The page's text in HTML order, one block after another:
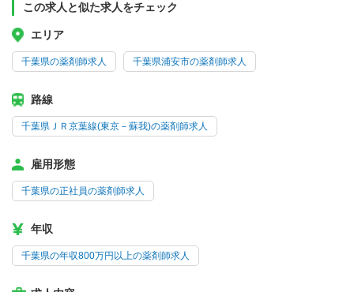
この求人と似た求人をチェック
エリア
千葉県の薬剤師求人 千葉県浦安市の薬剤師求人
路線
千葉県ＪＲ京葉線(東京－蘇我)の薬剤師求人
雇用形態
千葉県の正社員の薬剤師求人
年収
千葉県の年収800万円以上の薬剤師求人